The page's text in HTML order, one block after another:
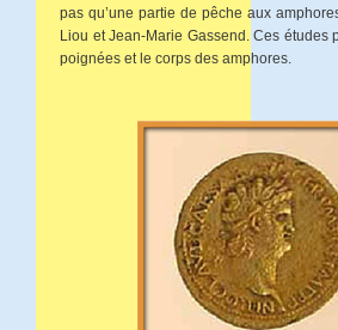
pas qu’une partie de pêche aux
Liou et Jean-Marie Gassend. Ces
poignées et le corps des amphores.